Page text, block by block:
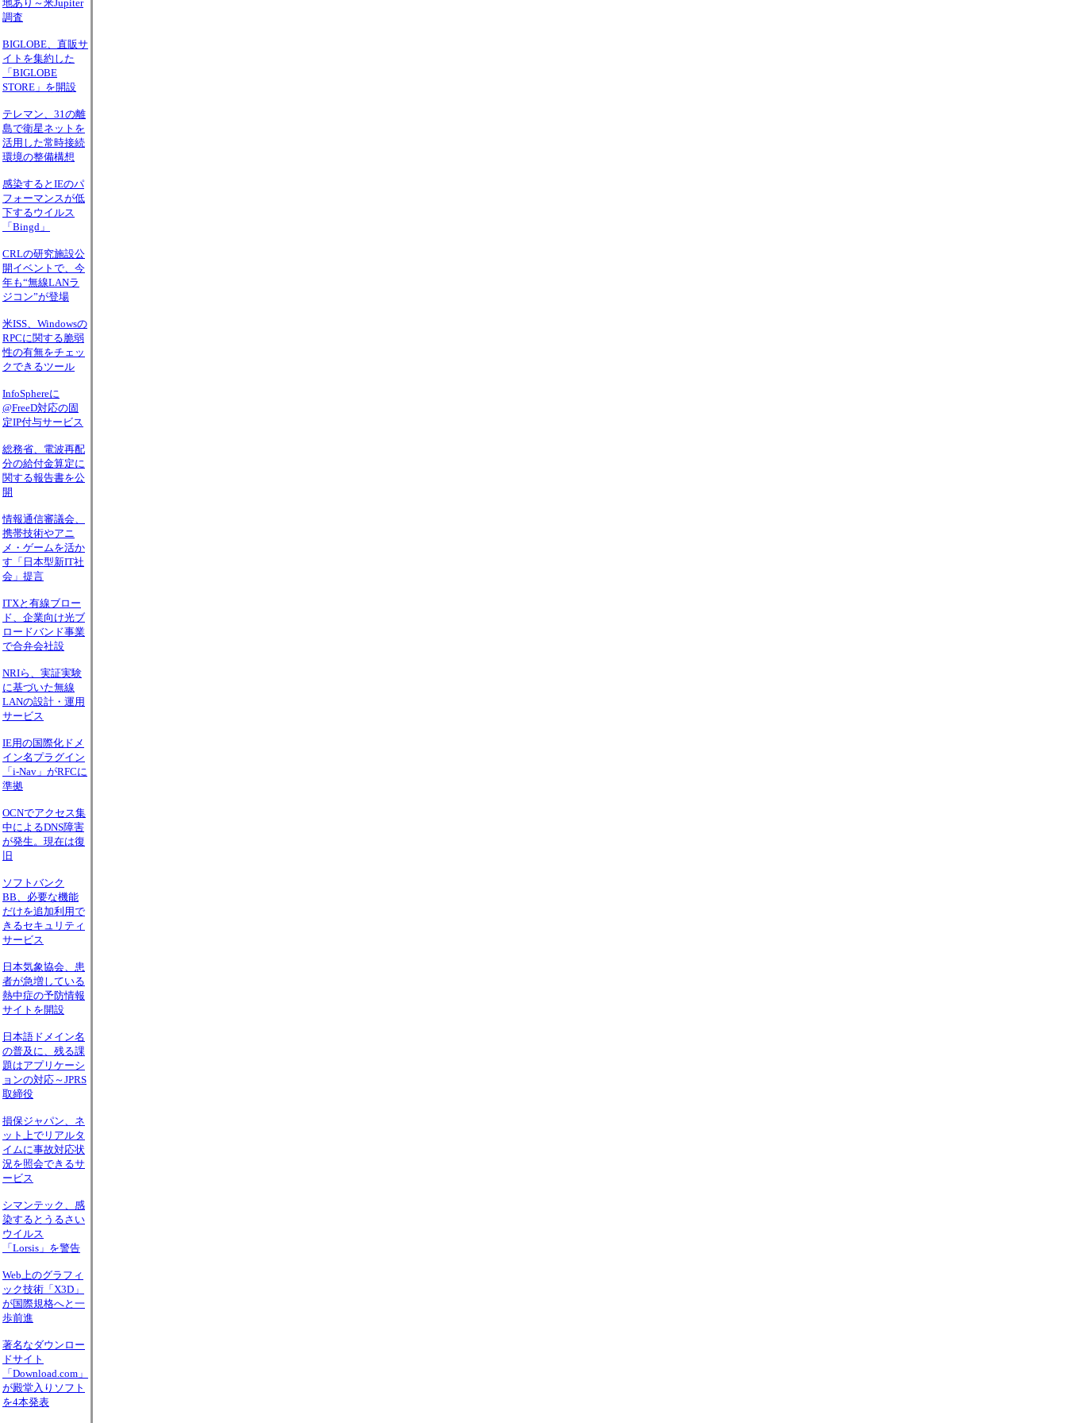
地あり～米Jupiter
調査
BIGLOBE、直販サ
イトを集約した
「BIGLOBE
STORE」を開設
テレマン、31の離
島で衛星ネットを
活用した常時接続
環境の整備構想
感染するとIEのパ
フォーマンスが低
下するウイルス
「Bingd」
CRLの研究施設公
開イベントで、今
年も“無線LANラ
ジコン”が登場
米ISS、Windowsの
RPCに関する脆弱
性の有無をチェッ
クできるツール
InfoSphereに
@FreeD対応の固
定IP付与サービス
総務省、電波再配
分の給付金算定に
関する報告書を公
開
情報通信審議会、
携帯技術やアニ
メ・ゲームを活か
す「日本型新IT社
会」提言
ITXと有線ブロー
ド、企業向け光ブ
ロードバンド事業
で合弁会社設
NRIら、実証実験
に基づいた無線
LANの設計・運用
サービス
IE用の国際化ドメ
イン名プラグイン
「i-Nav」がRFCに
準拠
OCNでアクセス集
中によるDNS障害
が発生。現在は復
旧
ソフトバンク
BB、必要な機能
だけを追加利用で
きるセキュリティ
サービス
日本気象協会、患
者が急増している
熱中症の予防情報
サイトを開設
日本語ドメイン名
の普及に、残る課
題はアプリケーシ
ョンの対応～JPRS
取締役
損保ジャパン、ネ
ット上でリアルタ
イムに事故対応状
況を照会できるサ
ービス
シマンテック、感
染するとうるさい
ウイルス
「Lorsis」を警告
Web上のグラフィ
ック技術「X3D」
が国際規格へと一
歩前進
著名なダウンロー
ドサイト
「Download.com」
が殿堂入りソフト
を4本発表